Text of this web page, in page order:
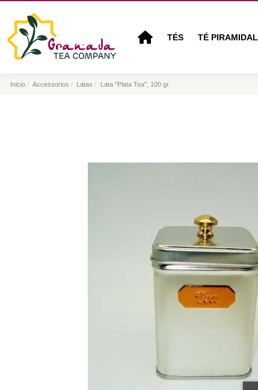
TÉS TÉ PIRAMIDAL
Inicio Accessorios Latas Lata "Plata Tea", 100 gr.